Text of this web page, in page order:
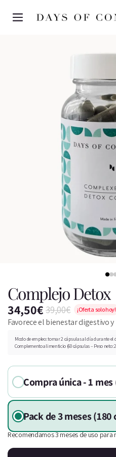
CONTENT
Complejo Detox
34,50€ 39,00€ ¡Oferta solo hoy!
Favorece el bienestar digestivo
Modo de empleo: tomar 2 cápsulas al día durante el
Complemento alimenticio (60 cápsulas – Peso neto:
Compra única - 1
Pack de 3 meses (180
Recomendamos 3 meses de uso